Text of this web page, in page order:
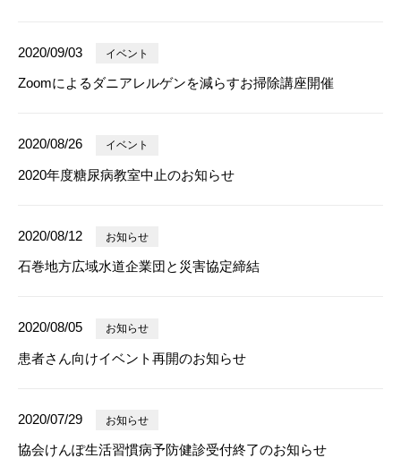
2020/09/03 イベント
Zoomによるダニアレルゲンを減らすお掃除講座開催
2020/08/26 イベント
2020年度糖尿病教室中止のお知らせ
2020/08/12 お知らせ
石巻地方広域水道企業団と災害協定締結
2020/08/05 お知らせ
患者さん向けイベント再開のお知らせ
2020/07/29 お知らせ
協会けんぽ生活習慣病予防健診受付終了のお知らせ